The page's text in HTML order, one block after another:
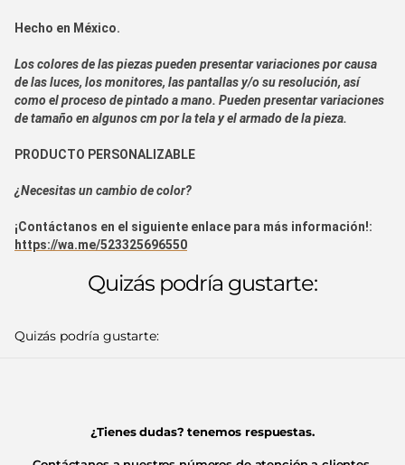
Hecho en México.
Los colores de las piezas pueden presentar variaciones por causa
de las luces, los monitores, las pantallas y/o su resolución, así
como el proceso de pintado a mano. Pueden presentar variaciones
de tamaño en algunos cm por la tela y el armado de la pieza.
PRODUCTO PERSONALIZABLE
¿Necesitas un cambio de color?
¡Contáctanos en el siguiente enlace para más información!:
https://wa.me/523325696550
Quizás podría gustarte:
Quizás podría gustarte:
¿Tienes dudas? tenemos respuestas.